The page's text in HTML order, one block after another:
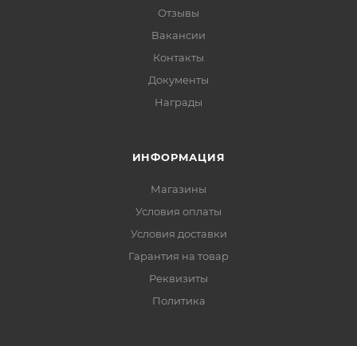
Отзывы
Вакансии
Контакты
Документы
Награды
ИНФОРМАЦИЯ
Магазины
Условия оплаты
Условия доставки
Гарантия на товар
Реквизиты
Политика